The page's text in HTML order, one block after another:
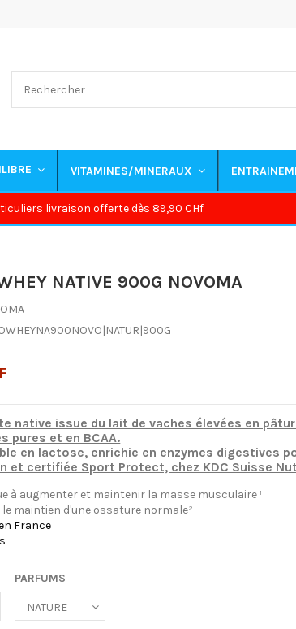
VITAMINES/MINERAUX
livraison offerte dès 89,90 CHf
NATIVE 900G NOVOMA
native issue du lait de vaches élevées en
pures et en BCAA.
en lactose, enrichie en enzymes digestives
et certifiée Sport Protect, chez KDC Suisse
à augmenter et maintenir la masse musculaire ¹
le maintien d'une ossature normale²
France
PARFUMS